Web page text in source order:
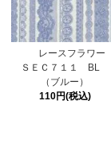
レースフラワー
ＳＥＣ７１１ BL
（ブルー）
110円(税込)